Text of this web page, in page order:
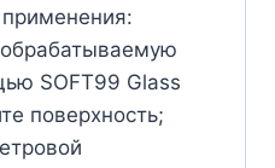
SOFT99 Glass
поверхность;